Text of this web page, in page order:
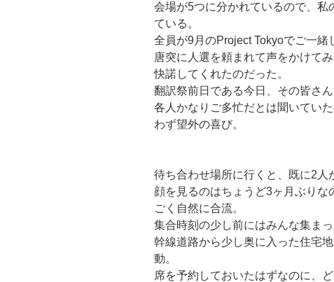
会場が5つに分かれているので、
ている。
全員が9月のProject Tokyoでご一緒
唐突に人選を頼まれて声をかけて
快諾してくれたのだった。
翻訳祭前日である今日、その皆さ
各人かなりご多忙だとは聞いてい
わず望外の喜び。
待ち合わせ場所に行くと、既に2人
顔を見るのはちょうど3ヶ月ぶりな
ごく自然に合流。
集合時刻の少し前にはみんな集まっ
幹線道路から少し奥に入った住宅
動。
席を予約しておいたはずなのに、